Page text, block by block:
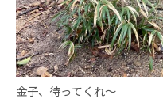
金子、待ってくれ～